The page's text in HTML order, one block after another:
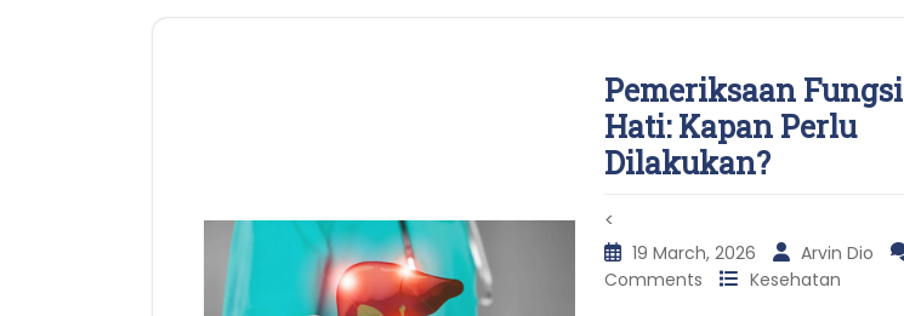
Pemeriksaan Fungsi
Hati: Kapan Perlu
Dilakukan?
<
19 March, 2026 Arvin Dio
Comments
Kesehatan